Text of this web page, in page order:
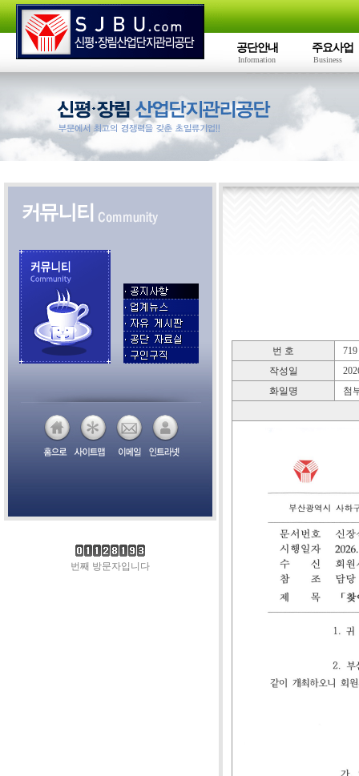
공단안내
Information
주요사업
Business
번째 방문자입니다
번 호
719
작성일
화일명
첨